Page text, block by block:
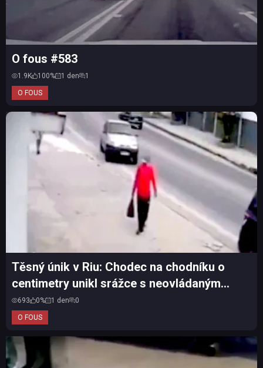
O FOUS
O fous #583
1.9K 100% 1 den 1
O FOUS
Těsný únik v Riu: Chodec na chodníku o
centimetry unikl srážce s neovládaným
autem
693 0% 1 den 0